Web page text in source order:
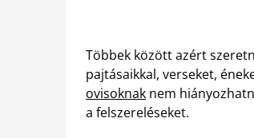
Többek között azért
pajtásaikkal, verseket,
ovisoknak nem
a felszereléseket.